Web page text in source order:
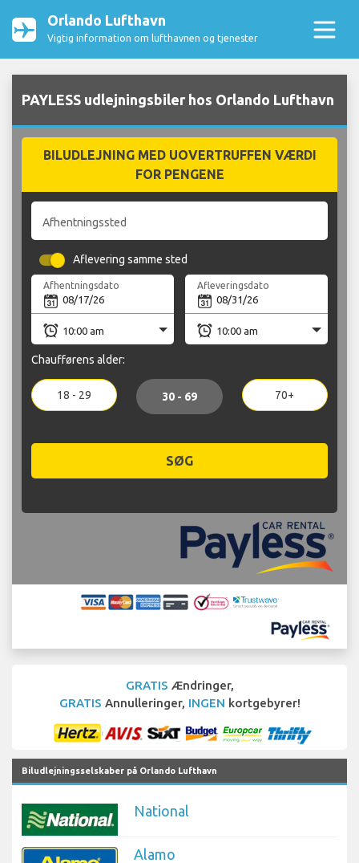
Orlando Lufthavn
Vigtig information om lufthavnen og tjenester
PAYLESS udlejningsbiler hos Orlando Lufthavn
BILUDLEJNING MED UOVERTRUFFEN VÆRDI
FOR PENGENE
Afhentningssted
Aflevering samme sted
Afhentningsdato Afleveringsdato
Chaufførens alder:
18 - 29 30 - 69 70+
SØG
GRATIS Ændringer,
GRATIS Annulleringer, INGEN kortgebyrer!
Biludlejningsselskaber på Orlando Lufthavn
National
Alamo